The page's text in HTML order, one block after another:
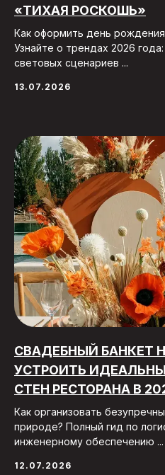
«ТИХАЯ РОСКОШЬ»
Как оформить день
Узнайте о трендах 2026
световых сценариев ...
13.07.2026
СВАДЕБНЫЙ БАНКЕТ
УСТРОИТЬ
СТЕН РЕСТОРАНА В
Как организовать
природе? Полный гид по
инженерному обеспечению ...
12.07.2026